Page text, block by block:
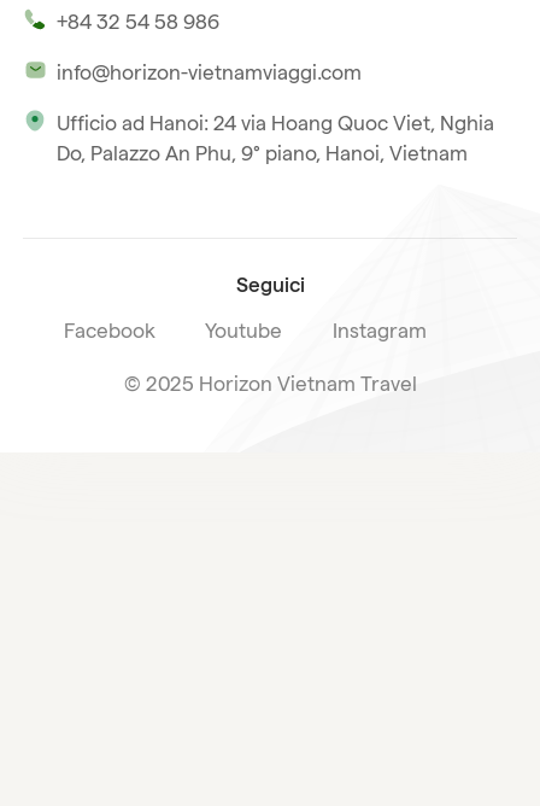
Iscriviti alla nostra
La nostra licenza internazionale
+84 32 54 58 986
info@horizon-vietnamviaggi.com
Ufficio ad Hanoi: 24 via Hoang Quoc Viet, Nghia
Do, Palazzo An Phu, 9° piano, Hanoi, Vietnam
Seguici
Facebook Youtube Instagram
© 2025 Horizon Vietnam Travel